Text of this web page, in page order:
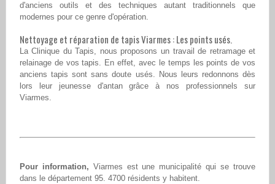
d'anciens outils et des techniques autant traditionnels que
modernes pour ce genre d'opération.
Nettoyage et réparation de tapis Viarmes : Les points usés.
La Clinique du Tapis, nous proposons un travail de retramage et
relainage de vos tapis. En effet, avec le temps les points de vos
anciens tapis sont sans doute usés. Nous leurs redonnons dès
lors leur jeunesse d'antan grâce à nos professionnels sur
Viarmes.
Pour information, Viarmes est une municipalité qui se trouve
dans le département 95. 4700 résidents y habitent.